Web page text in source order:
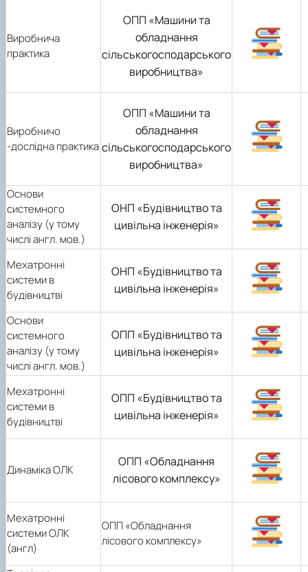
Виробнича
практика
ОПП «Машини та
обладнання
сільськогосподарського
виробництва»
Виробничо
-дослідна практика
ОПП «Машини та
обладнання
сільськогосподарського
виробництва»
Основи
системного
аналізу (у тому
числі англ. мов.)
ОНП «Будівництво та
цивільна інженерія»
Мехатронні
системи в
будівництві
ОНП «Будівництво та
цивільна інженерія»
Основи
системного
аналізу (у тому
числі англ. мов.)
ОПП «Будівництво та
цивільна інженерія»
Мехатронні
системи в
будівництві
ОПП «Будівництво та
цивільна інженерія»
Динаміка ОЛК
ОПП «Обладнання
лісового комплексу»
Мехатронні
системи ОЛК
(англ)
ОПП «Обладнання
лісового комплексу»